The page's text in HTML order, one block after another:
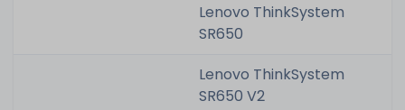
Lenovo ThinkSystem
SR650
Lenovo ThinkSystem
SR650 V2